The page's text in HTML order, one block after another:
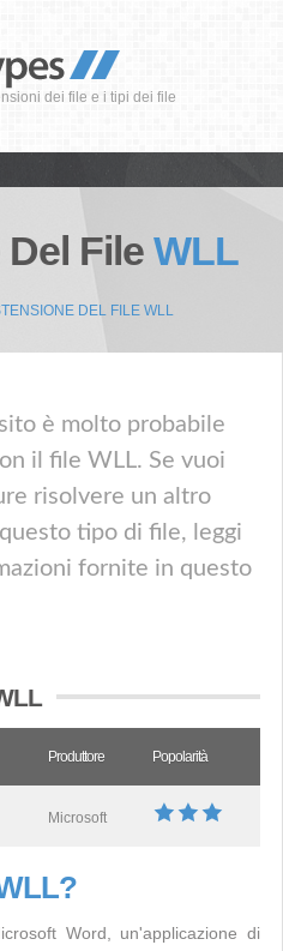
dei file e i tipi dei file
Del File WLL
DEL FILE WLL
è molto probabile
il file WLL. Se vuoi
risolvere un altro
tipo di file, leggi
fornite in questo
Produttore Popolarità
Microsoft
Word, un'applicazione di